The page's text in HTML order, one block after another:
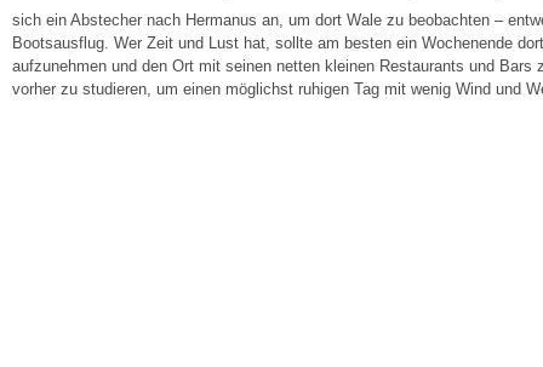
sich ein Abstecher nach Hermanus an, um dort Wale zu beobachten –
Bootsausflug. Wer Zeit und Lust hat, sollte am besten ein Wochenende
aufzunehmen und den Ort mit seinen netten kleinen Restaurants und
vorher zu studieren, um einen möglichst ruhigen Tag mit wenig Wind und